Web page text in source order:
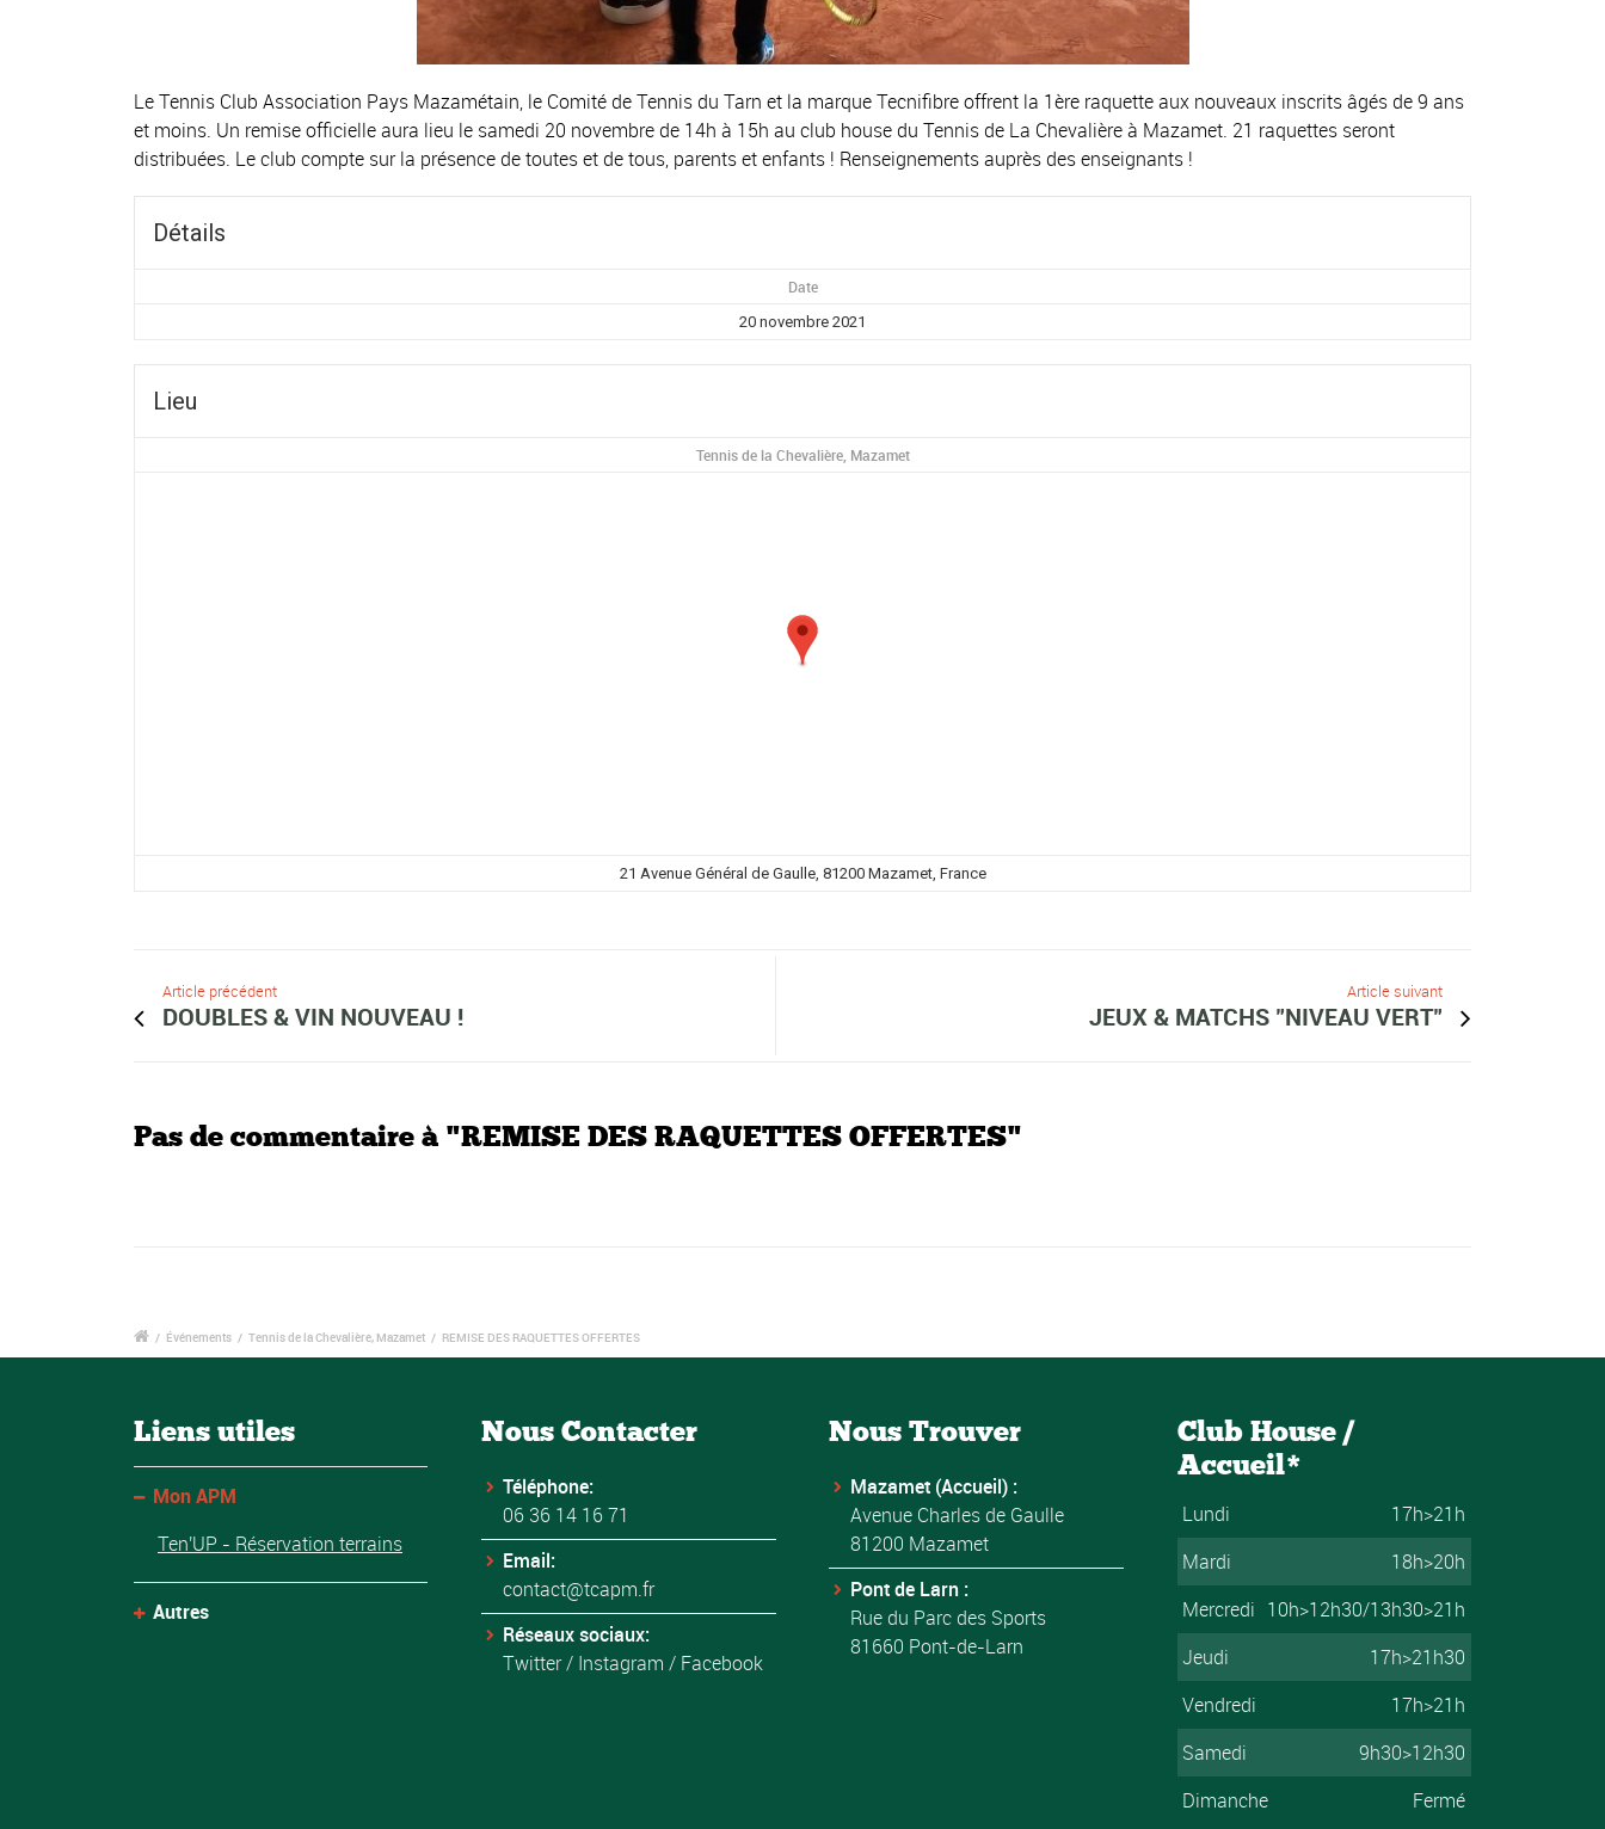
Le Tennis Club Association Pays Mazamétain, le Comité de Tennis du Tarn et la marque Tecnifibre offrent la 1ère raquette aux nouveaux inscrits âgés de 9 ans
et moins. Un remise officielle aura lieu le samedi 20 novembre de 14h à 15h au club house du Tennis de La Chevalière à Mazamet. 21 raquettes seront
distribuées. Le club compte sur la présence de toutes et de tous, parents et enfants ! Renseignements auprès des enseignants !
Détails
Date
20 novembre 2021
Lieu
Tennis de la Chevalière, Mazamet
21 Avenue Général de Gaulle, 81200 Mazamet, France
Article précédent
DOUBLES & VIN NOUVEAU !
Article suivant
JEUX & MATCHS "NIVEAU VERT"
Pas de commentaire à "REMISE DES RAQUETTES OFFERTES"
/ Événements / Tennis de la Chevalière, Mazamet / REMISE DES RAQUETTES OFFERTES
Liens utiles
Mon APM
Ten'UP - Réservation terrains
Autres
Nous Contacter
Téléphone:
06 36 14 16 71
Email:
contact@tcapm.fr
Réseaux sociaux:
Twitter/ Instagram / Facebook
Nous Trouver
Mazamet (Accueil) :
Avenue Charles de Gaulle
81200 Mazamet
Pont de Larn :
Rue du Parc des Sports
81660 Pont-de-Larn
Club House /
Accueil*
Lundi
17h>21h
Mardi
18h>20h
Mercredi 10h>12h30/13h30>21h
Jeudi
17h>21h30
Vendredi
17h>21h
Samedi
9h30>12h30
Dimanche
Fermé